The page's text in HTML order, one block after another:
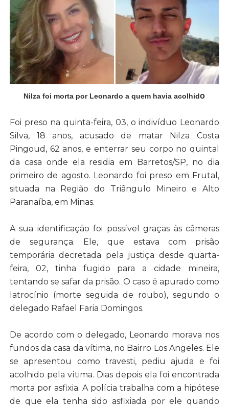
Nilza foi morta por Leonardo a quem havia acolhido
Foi preso na quinta-feira, 03, o indivíduo Leonardo
Silva, 18 anos, acusado de matar Nilza Costa
Pingoud, 62 anos, e enterrar seu corpo no quintal
da casa onde ela residia em Barretos/SP, no dia
primeiro de agosto. Leonardo foi preso em Frutal,
situada na Região do Triângulo Mineiro e Alto
Paranaíba, em Minas.
A sua identificação foi possível graças às câmeras
de segurança. Ele, que estava com prisão
temporária decretada pela justiça desde quarta-
feira, 02, tinha fugido para a cidade mineira,
tentando se safar da prisão. O caso é apurado como
latrocínio (morte seguida de roubo), segundo o
delegado Rafael Faria Domingos.
De acordo com o delegado, Leonardo morava nos
fundos da casa da vítima, no Bairro Los Angeles. Ele
se apresentou como travesti, pediu ajuda e foi
acolhido pela vítima. Dias depois ela foi encontrada
morta por asfixia. A polícia trabalha com a hipótese
de que ela tenha sido asfixiada por ele quando